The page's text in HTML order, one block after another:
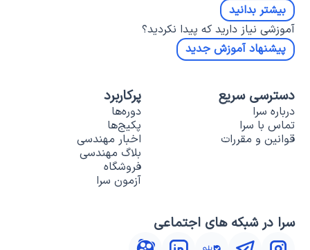
بیشتر بدانید
آموزشی نیاز دارید که پیدا نکردید؟
پیشنهاد آموزش جدید
دسترسی سریع
درباره سرا
تماس با سرا
قوانین و مقررات
پرکاربرد
دوره‌ها
پکیج‌ها
اخبار مهندسی
بلاگ مهندسی
فروشگاه
آزمون سرا
سرا در شبکه های اجتماعی